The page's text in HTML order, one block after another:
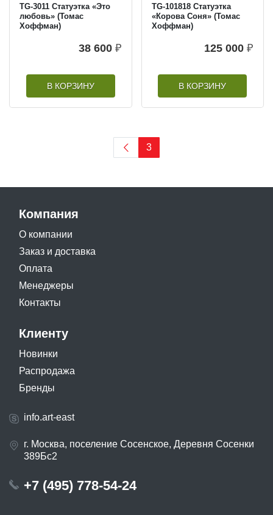
TG-3011 Статуэтка «Это
любовь» (Томас
Хоффман)
38 600 ₽
В КОРЗИНУ
TG-101818 Статуэтка
«Корова Соня» (Томас
Хоффман)
125 000 ₽
В КОРЗИНУ
3
Компания
О компании
Заказ и доставка
Оплата
Менеджеры
Контакты
Клиенту
Новинки
Распродажа
Бренды
info.art-east
г. Москва, поселение Сосенское, Деревня Сосенки
389Бс2
+7 (495) 778-54-24